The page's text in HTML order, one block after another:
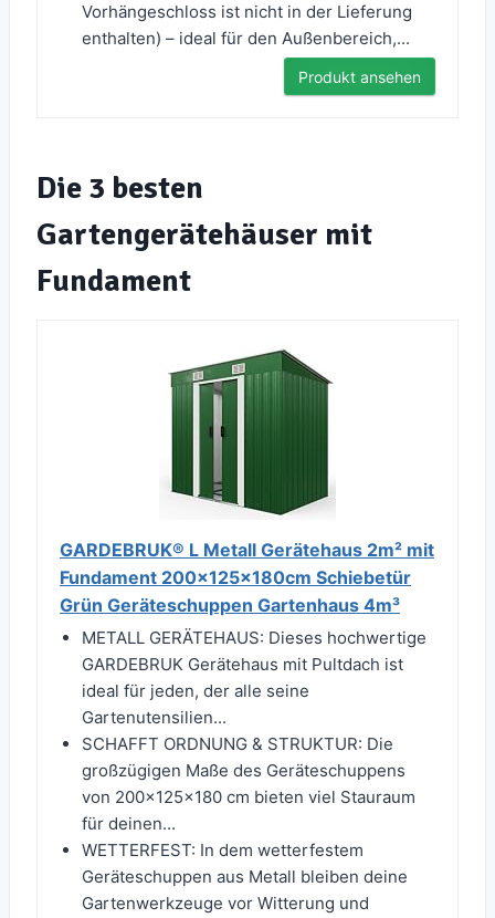
Vorhängeschloss ist nicht in der Lieferung
enthalten) – ideal für den Außenbereich,...
Produkt ansehen
Die 3 besten
Gartengerätehäuser mit
Fundament
GARDEBRUK® L Metall Gerätehaus 2m² mit
Fundament 200x125x180cm Schiebetür
Grün Geräteschuppen Gartenhaus 4m³
METALL GERÄTEHAUS: Dieses hochwertige
GARDEBRUK Gerätehaus mit Pultdach ist
ideal für jeden, der alle seine
Gartenutensilien...
SCHAFFT ORDNUNG & STRUKTUR: Die
großzügigen Maße des Geräteschuppens
von 200x125x180 cm bieten viel Stauraum
für deinen...
WETTERFEST: In dem wetterfestem
Geräteschuppen aus Metall bleiben deine
Gartenwerkzeuge vor Witterung und